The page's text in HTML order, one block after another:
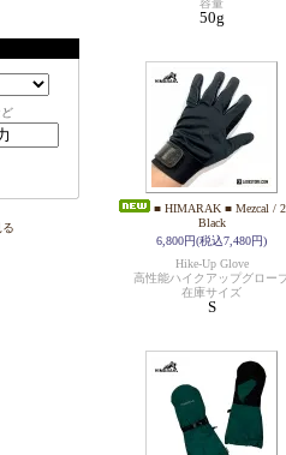
容量
50g
■ HIMARAK ■ Mezcal /
Black
6,800円(税込7,480円)
Hike-Up Glove
高性能ハイクアップグロー
在庫サイズ
S